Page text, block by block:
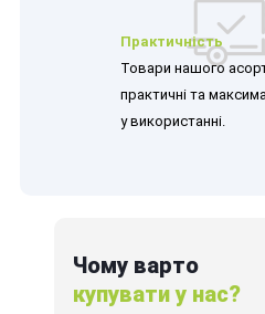
Практичність
Товари нашого
практичні та
у використанні.
Чому варто
купувати у нас?